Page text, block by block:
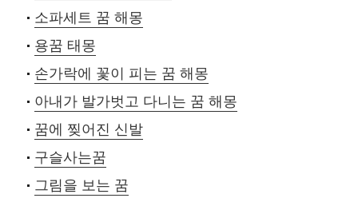
소파세트 꿈 해몽
용꿈 태몽
손가락에 꽃이 피는 꿈 해몽
아내가 발가벗고 다니는 꿈 해몽
꿈에 찢어진 신발
구슬사는꿈
그림을 보는 꿈